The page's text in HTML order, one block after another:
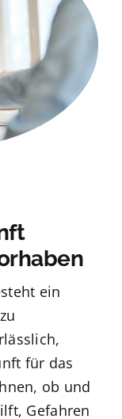
ein
für das
ob und
Gefahren